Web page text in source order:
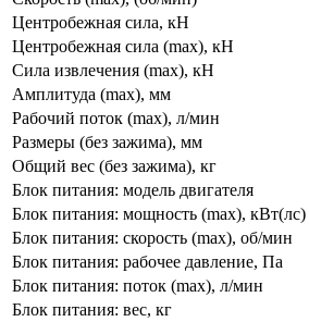
Центробежная сила, кН
Центробежная сила (max), кН
Сила извлечения (max), кН
Амплитуда (max), мм
Рабочий поток (max), л/мин
Размеры (без зажима), мм
Общий вес (без зажима), кг
Блок питания: модель двигателя
Блок питания: мощность (max), кВт(лс)
Блок питания: скорость (max), об/мин
Блок питания: рабочее давление, Па
Блок питания: поток (max), л/мин
Блок питания: вес, кг